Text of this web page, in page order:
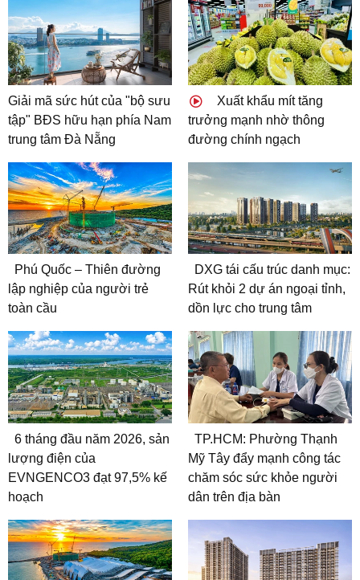
Giải mã sức hút của "bộ sưu
tập" BĐS hữu hạn phía Nam
trung tâm Đà Nẵng
Xuất khẩu mít tăng
trưởng mạnh nhờ thông
đường chính ngạch
Phú Quốc – Thiên đường
lập nghiệp của người trẻ
toàn cầu
DXG tái cấu trúc danh mục:
Rút khỏi 2 dự án ngoại tỉnh,
dồn lực cho trung tâm
6 tháng đầu năm 2026, sản
lượng điện của
EVNGENCO3 đạt 97,5% kế
hoạch
TP.HCM: Phường Thạnh
Mỹ Tây đẩy mạnh công tác
chăm sóc sức khỏe người
dân trên địa bàn